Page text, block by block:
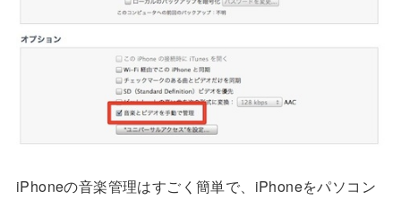
iPhoneの音楽管理はすごく簡単で、iPhoneをパソコン